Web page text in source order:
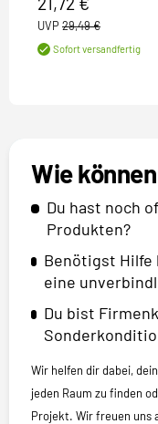
UVP 29,49 €
Sofort versandfertig
Wie
Du hast noch
Produkten?
Benötigst Hilfe
eine
Du bist
Wir helfen dir dabei,
jeden Raum zu finden
Projekt. Wir freuen uns